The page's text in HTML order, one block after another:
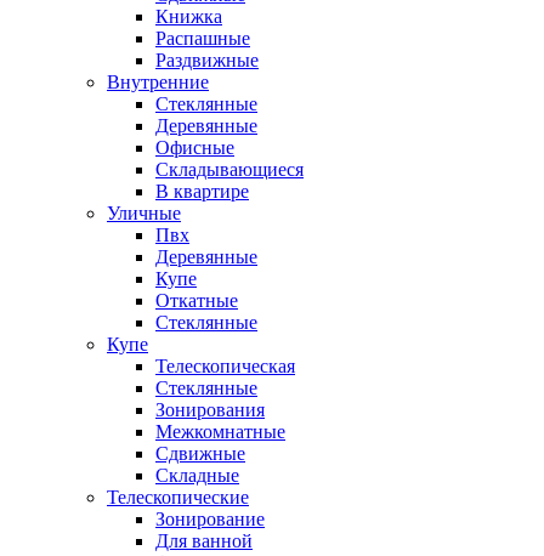
Книжка
Распашные
Раздвижные
Внутренние
Стеклянные
Деревянные
Офисные
Складывающиеся
В квартире
Уличные
Пвх
Деревянные
Купе
Откатные
Стеклянные
Купе
Телескопическая
Стеклянные
Зонирования
Межкомнатные
Сдвижные
Складные
Телескопические
Зонирование
Для ванной